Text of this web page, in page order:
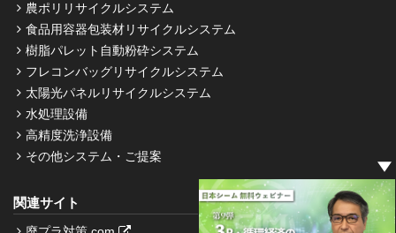
農ポリリサイクルシステム
食品用容器包装材リサイクルシステム
樹脂パレット自動粉砕システム
フレコンバッグリサイクルシステム
太陽光パネルリサイクルシステム
水処理設備
高精度洗浄設備
その他システム・ご提案
関連サイト